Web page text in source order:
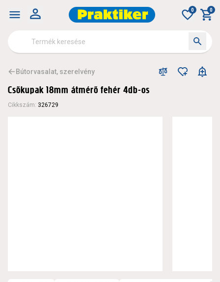
0 0
Bútorvasalat, szerelvény
Csőkupak 18mm átmérő fehér 4db-os
Cikkszám: 326729